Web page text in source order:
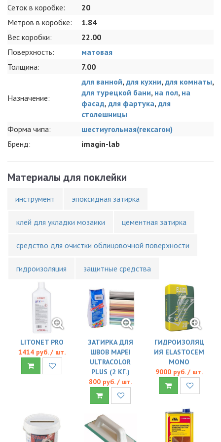
Сеток в коробке:
20
Метров в коробке:
1.84
Вес коробки:
22.00
Поверхность:
матовая
Толщина:
7.00
Назначение:
для ванной, для кухни, для комнаты,
для турецкой бани, на пол, на
фасад, для фартука, для
столешницы
Форма чипа:
шестиугольная(гексагон)
Бренд:
imagin-lab
Материалы для поклейки
инструмент эпоксидная затирка
клей для укладки мозаики цементная затирка
средство для очистки облицовочной поверхности
гидроизоляция защитные средства
LITONET PRO
1414 руб. / шт.
ЗАТИРКА ДЛЯ
ШВОВ MAPEI
ULTRACOLOR
PLUS (2 КГ.)
800 руб. / шт.
ГИДРОИЗОЛЯЦ
ИЯ ELASTOCEM
MONO
9000 руб. / шт.